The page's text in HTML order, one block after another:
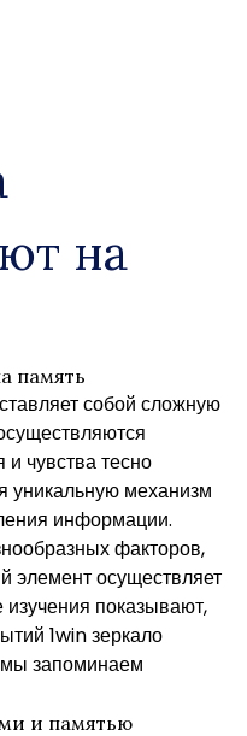
на
память
собой сложную
чувства тесно
уникальную механизм
информации.
факторов,
элемент осуществляет
показывают,
1win зеркало
мы запоминаем
и памятью